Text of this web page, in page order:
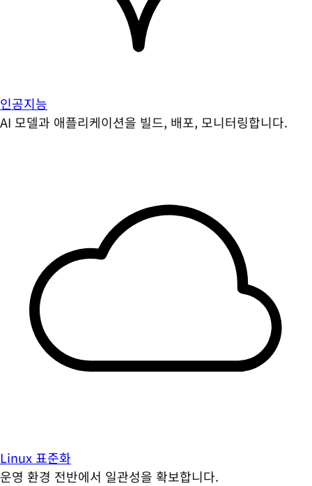
인공지능
AI 모델과 애플리케이션을 빌드, 배포, 모니터링합니다.
Linux 표준화
운영 환경 전반에서 일관성을 확보합니다.